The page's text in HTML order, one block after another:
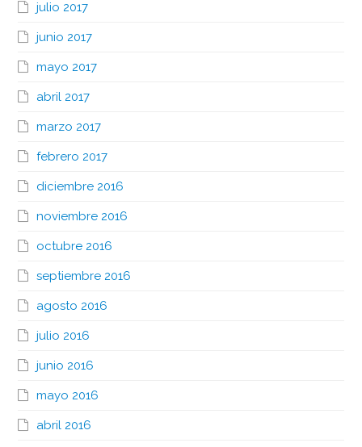
julio 2017
junio 2017
mayo 2017
abril 2017
marzo 2017
febrero 2017
diciembre 2016
noviembre 2016
octubre 2016
septiembre 2016
agosto 2016
julio 2016
junio 2016
mayo 2016
abril 2016